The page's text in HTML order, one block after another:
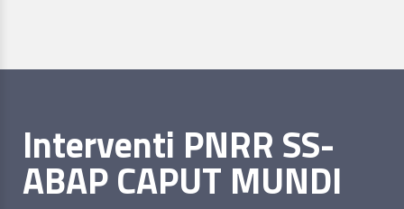
Interventi PNRR SS-
ABAP CAPUT MUNDI